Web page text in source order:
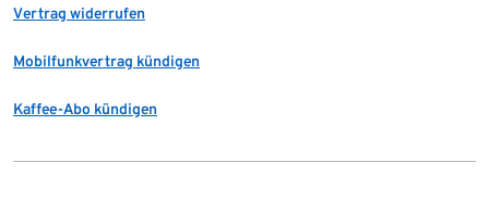
Vertrag widerrufen
Mobilfunkvertrag kündigen
Kaffee-Abo kündigen